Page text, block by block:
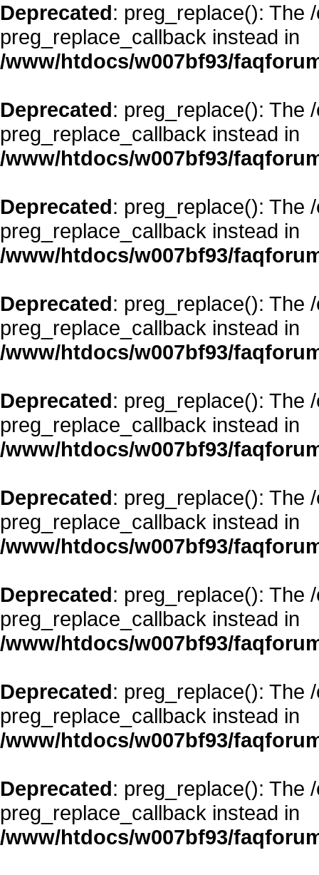
Deprecated: preg_replace(): The
preg_replace_callback instead in
/www/htdocs/w007bf93/
Deprecated: preg_replace(): The
preg_replace_callback instead in
/www/htdocs/w007bf93/
Deprecated: preg_replace(): The
preg_replace_callback instead in
/www/htdocs/w007bf93/
Deprecated: preg_replace(): The
preg_replace_callback instead in
/www/htdocs/w007bf93/
Deprecated: preg_replace(): The
preg_replace_callback instead in
/www/htdocs/w007bf93/
Deprecated: preg_replace(): The
preg_replace_callback instead in
/www/htdocs/w007bf93/
Deprecated: preg_replace(): The
preg_replace_callback instead in
/www/htdocs/w007bf93/
Deprecated: preg_replace(): The
preg_replace_callback instead in
/www/htdocs/w007bf93/
Deprecated: preg_replace(): The
preg_replace_callback instead in
/www/htdocs/w007bf93/